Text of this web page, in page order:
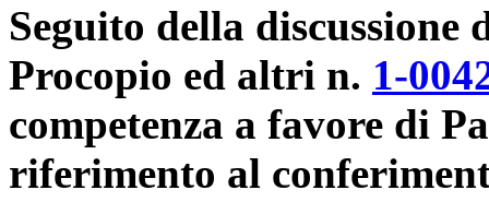
Seguito della discussione
Procopio ed altri n. 1-
competenza a favore di
riferimento al